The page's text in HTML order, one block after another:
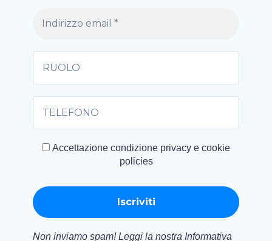
Accettazione condizione privacy e cookie
policies
Non inviamo spam! Leggi la nostra Informativa